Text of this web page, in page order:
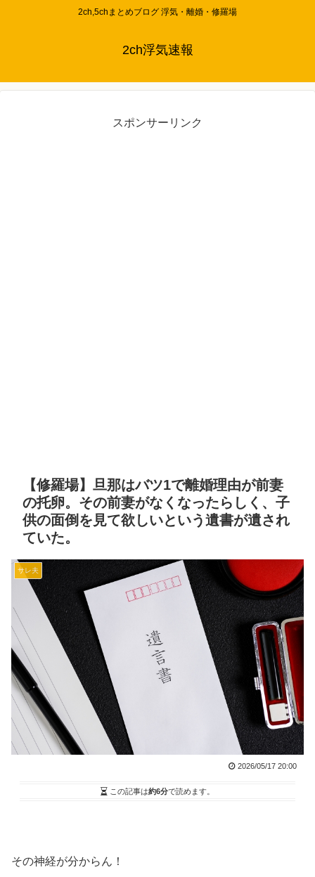
2ch,5chまとめブログ 浮気・離婚・修羅場
2ch浮気速報
スポンサーリンク
【修羅場】旦那はバツ1で離婚理由が前妻
の托卵。その前妻がなくなったらしく、子
供の面倒を見て欲しいという遺書が遺され
ていた。
サレ夫
2026/05/17 20:00
この記事は約6分で読めます。
その神経が分からん！